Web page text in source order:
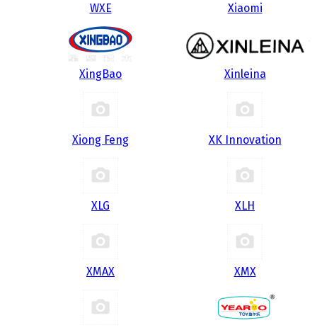
WXE Xiaomi
XingBao Xinleina
Xiong Feng XK Innovation
XLG XLH
XMAX XMX